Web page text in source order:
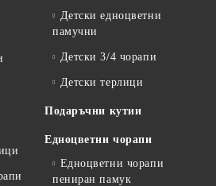
Детски едноцветни
памучни
Детски 3/4 чорапи
Детски терлици
Подаръчни кутии
Едноцветни чорапи
Едноцветни чорапи
пениран памук